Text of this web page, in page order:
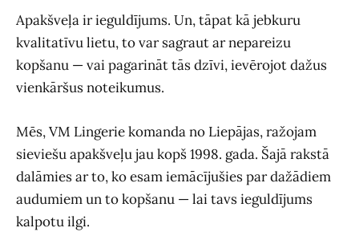
Apakšveļa ir ieguldījums. Un, tāpat kā jebkuru
kvalitatīvu lietu, to var sagraut ar nepareizu
kopšanu — vai pagarināt tās dzīvi, ievērojot dažus
vienkāršus noteikumus.
Mēs, VM Lingerie komanda no Liepājas, ražojam
sieviešu apakšveļu jau kopš 1998. gada. Šajā rakstā
dalāmies ar to, ko esam iemācījušies par dažādiem
audumiem un to kopšanu — lai tavs ieguldījums
kalpotu ilgi.